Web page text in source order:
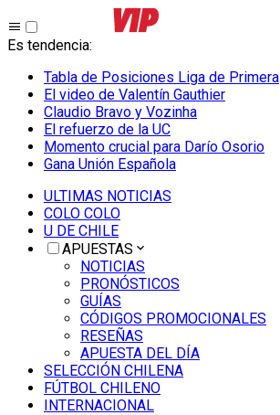
Es tendencia:
Tabla de Posiciones Liga de Primera
El video de Valentín Gauthier
Claudio Bravo y Vozinha
El refuerzo de la UC
Momento crucial para Darío Osorio
Gana Unión Española
ULTIMAS NOTICIAS
COLO COLO
U DE CHILE
APUESTAS
NOTICIAS
PRONÓSTICOS
GUÍAS
CÓDIGOS PROMOCIONALES
RESEÑAS
APUESTA DEL DÍA
SELECCIÓN CHILENA
FÚTBOL CHILENO
INTERNACIONAL